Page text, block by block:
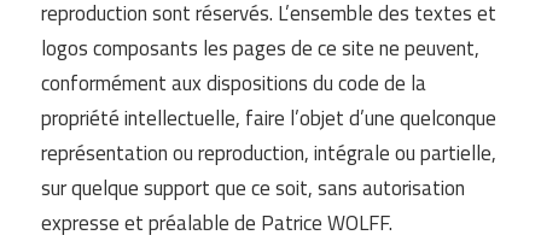
reproduction sont réservés. L’ensemble des textes et
logos composants les pages de ce site ne peuvent,
conformément aux dispositions du code de la
propriété intellectuelle, faire l’objet d’une quelconque
représentation ou reproduction, intégrale ou partielle,
sur quelque support que ce soit, sans autorisation
expresse et préalable de Patrice WOLFF.